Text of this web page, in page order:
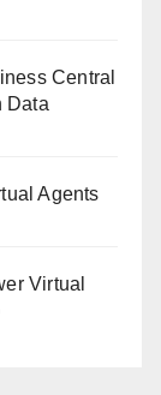
Central
Data
Agents
Virtual